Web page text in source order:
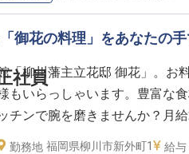
社員
御花の料理」をあなたの
「柳川藩主立花邸 御花」。お
もいらっしゃいます。豊富な
チンで腕を磨きませんか？月
得率90％以上の好環境。さら
勤務地 福岡県柳川市新外町1 給与